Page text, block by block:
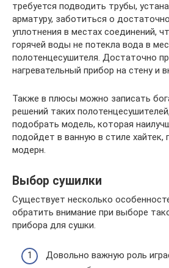
требуется подводить трубы,
арматуру, заботиться о
уплотнения в местах соединений,
горячей воды не потекла вода в
полотенцесушителя. Достаточно
нагревательный прибор на стену и
Также в плюсы можно записать
решений таких
подобрать модель, которая
подойдет в ванную в стиле хайтек,
модерн.
Выбор сушилки
Существует несколько
обратить внимание при выборе
прибора для сушки.
Довольно важную роль